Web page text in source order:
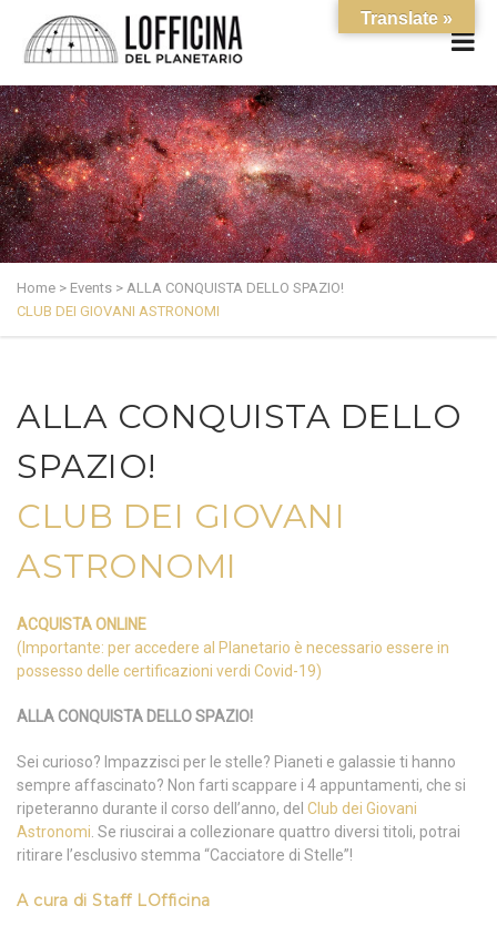
Home > Events > ALLA CONQUISTA DELLO SPAZIO!
CLUB DEI GIOVANI ASTRONOMI
ALLA CONQUISTA DELLO
SPAZIO!
CLUB DEI GIOVANI
ASTRONOMI
ACQUISTA ONLINE
(Importante: per accedere al Planetario è necessario essere in
possesso delle certificazioni verdi Covid-19)
ALLA CONQUISTA DELLO SPAZIO!
Sei curioso? Impazzisci per le stelle? Pianeti e galassie ti hanno
sempre affascinato? Non farti scappare i 4 appuntamenti, che si
ripeteranno durante il corso dell’anno, del Club dei Giovani
Astronomi . Se riuscirai a collezionare quattro diversi titoli, potrai
ritirare l’esclusivo stemma “Cacciatore di Stelle”!
A cura di Staff LOfficina
Translate »